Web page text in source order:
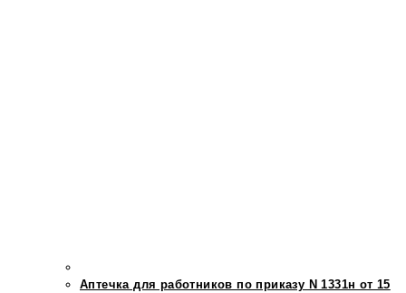
Аптечка для работников по приказу N 1331н от 15